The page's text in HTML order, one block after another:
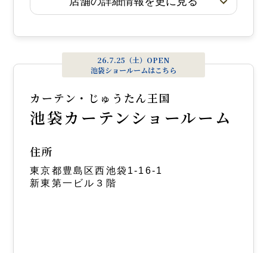
26.7.25（土）OPEN
池袋ショールームはこちら
カーテン・じゅうたん王国
池袋カーテンショールーム
住所
東京都豊島区西池袋1-16-1
新東第一ビル３階